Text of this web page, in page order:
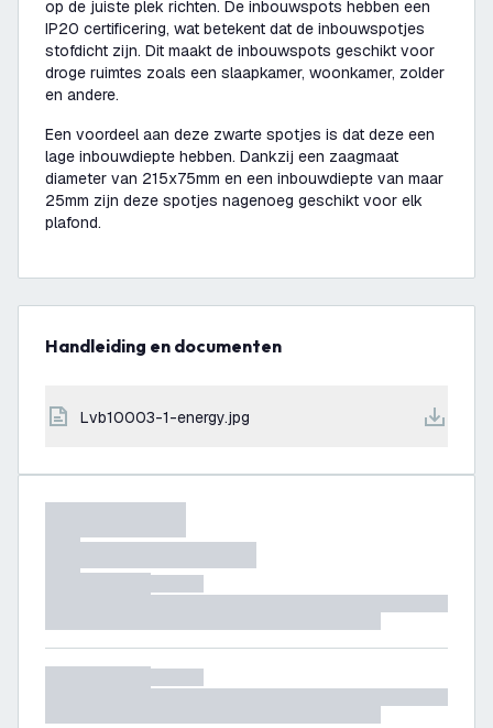
op de juiste plek richten. De inbouwspots hebben een
IP20 certificering, wat betekent dat de inbouwspotjes
stofdicht zijn. Dit maakt de inbouwspots geschikt voor
droge ruimtes zoals een slaapkamer, woonkamer, zolder
en andere.
Een voordeel aan deze zwarte spotjes is dat deze een
lage inbouwdiepte hebben. Dankzij een zaagmaat
diameter van 215x75mm en een inbouwdiepte van maar
25mm zijn deze spotjes nagenoeg geschikt voor elk
plafond.
Handleiding en documenten
lvb10003-1-energy.jpg